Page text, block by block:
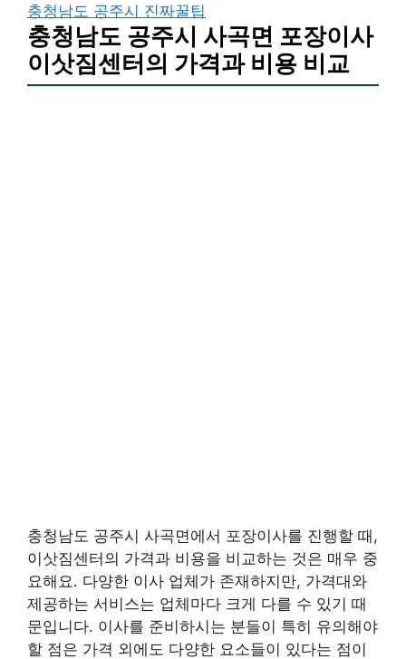
충청남도 공주시 진짜꿀팁
충청남도 공주시 사곡면 포장이사
이삿짐센터의 가격과 비용 비교
충청남도 공주시 사곡면에서 포장이사를 진행할 때,
이삿짐센터의 가격과 비용을 비교하는 것은 매우 중
요해요. 다양한 이사 업체가 존재하지만, 가격대와
제공하는 서비스는 업체마다 크게 다를 수 있기 때
문입니다. 이사를 준비하시는 분들이 특히 유의해야
할 점은 가격 외에도 다양한 요소들이 있다는 점이